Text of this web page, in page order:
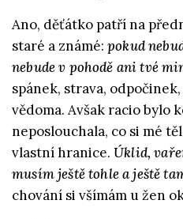
Ano, děťátko patří na
staré a známé: pokud
nebude v pohodě ani tvé
spánek, strava,
vědoma. Avšak racio bylo
neposlouchala, co si mé
vlastní hranice. Úklid,
musím ještě tohle a ještě
chování si všímám u žen